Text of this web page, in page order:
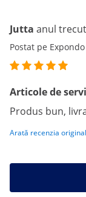
Jutta anul trecut
Postat pe
Articole de
Produs bun,
Arată recenzia